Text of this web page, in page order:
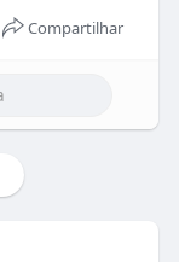
Compartilhar